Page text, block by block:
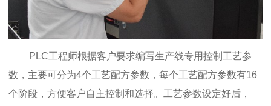
PLC工程师根据客户要求编写生产线专用控制工艺参
数，主要可分为4个工艺配方参数，每个工艺配方参数有16
个阶段，方便客户自主控制和选择。工艺参数设定好后，